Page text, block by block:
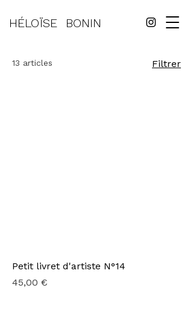
HÉLOÏSE BONIN
13 articles Filtrer
Petit livret d'artiste N°14
Prix
45,00 €